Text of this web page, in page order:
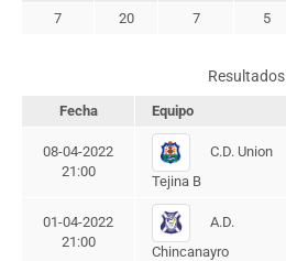
7
20 7 5
Resultados
Fecha Equipo
08-04-2022
21:00
C.D. Union
Tejina B
01-04-2022
21:00
A.D.
Chincanayro